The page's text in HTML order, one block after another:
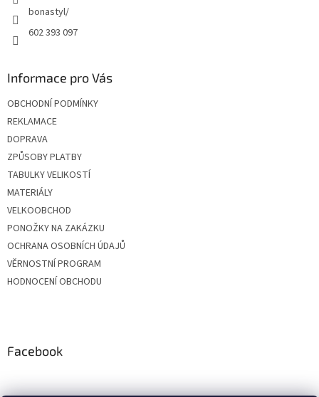
bonastyl/
602 393 097
Informace pro Vás
OBCHODNÍ PODMÍNKY
REKLAMACE
DOPRAVA
ZPŮSOBY PLATBY
TABULKY VELIKOSTÍ
MATERIÁLY
VELKOOBCHOD
PONOŽKY NA ZAKÁZKU
OCHRANA OSOBNÍCH ÚDAJŮ
VĚRNOSTNÍ PROGRAM
HODNOCENÍ OBCHODU
Facebook